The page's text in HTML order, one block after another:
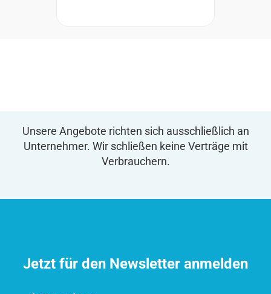
Unsere Angebote richten sich ausschließlich an
Unternehmer. Wir schließen keine Verträge mit
Verbrauchern.
Jetzt für den Newsletter anmelden